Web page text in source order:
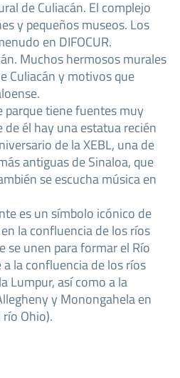
de Culiacán. El complejo
y pequeños museos. Los
en DIFOCUR.
Muchos hermosos murales
Culiacán y motivos que
parque tiene fuentes muy
él hay una estatua recién
de la XEBL, una de
antiguas de Sinaloa, que
se escucha música en
es un símbolo icónico de
la confluencia de los ríos
se unen para formar el Río
a la confluencia de los ríos
Lumpur, así como a la
y Monongahela en
Ohio).